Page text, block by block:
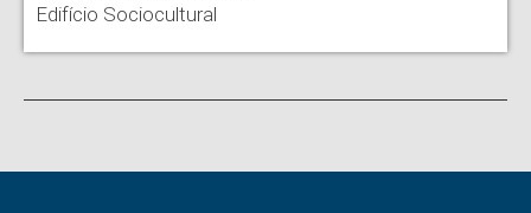
Edifício Sociocultural